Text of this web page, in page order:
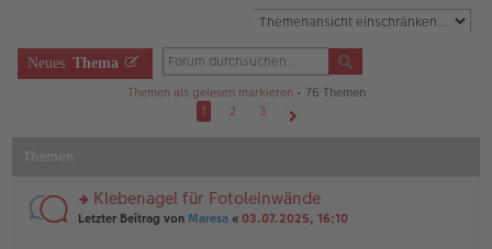
Neues Thema
Themen als gelesen markieren• 76 Themen
1
2
3
rs
Klebenagel für Fotoleinwände
Letzter Beitrag von Maresa « 03.07.2025, 16:10